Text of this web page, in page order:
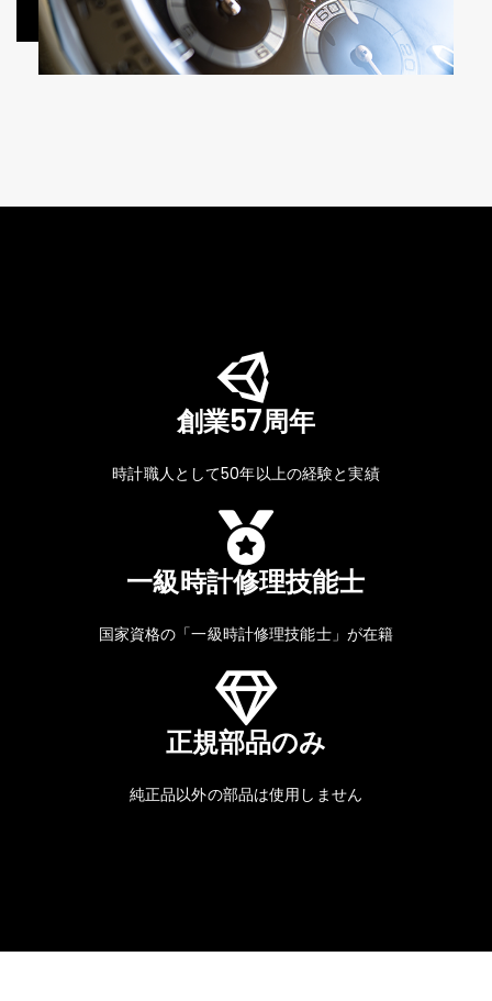
創業57周年
時計職人として50年以上の経験と実績
一級時計修理技能士
国家資格の「一級時計修理技能士」が在籍
正規部品のみ
純正品以外の部品は使用しません